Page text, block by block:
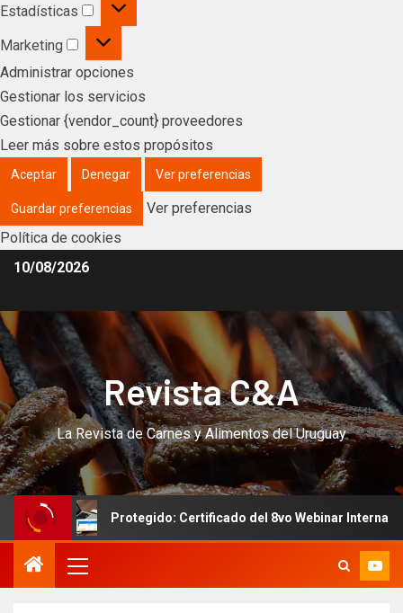
Estadísticas
Marketing
Administrar opciones
Gestionar los servicios
Gestionar {vendor_count} proveedores
Leer más sobre estos propósitos
Aceptar Denegar Ver preferencias
Guardar preferencias
Ver preferencias
Política de cookies
10/08/2026
Revista C&A
La Revista de Carnes y Alimentos del Uruguay
Protegido: Certificado del 8vo Webinar Internacional